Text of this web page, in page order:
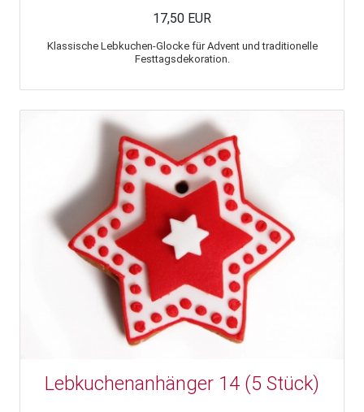
17,50 EUR
Klassische Lebkuchen-Glocke für Advent und traditionelle
Festtagsdekoration.
Lebkuchenanhänger 14 (5 Stück)